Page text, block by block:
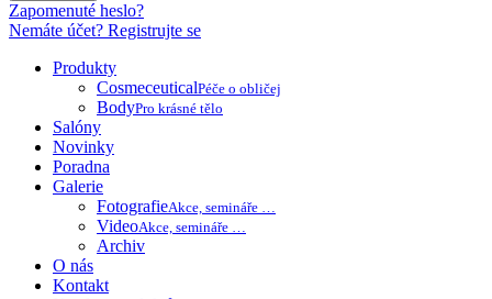
Zapomenuté heslo?
Nemáte účet? Registrujte se
Produkty
CosmeceuticalPéče o obličej
BodyPro krásné tělo
Salóny
Novinky
Poradna
Galerie
FotografieAkce, semináře …
VideoAkce, semináře …
Archiv
O nás
Kontakt